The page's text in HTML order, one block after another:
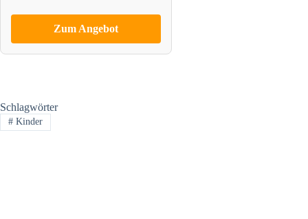
Zum Angebot
Schlagwörter
#Kinder